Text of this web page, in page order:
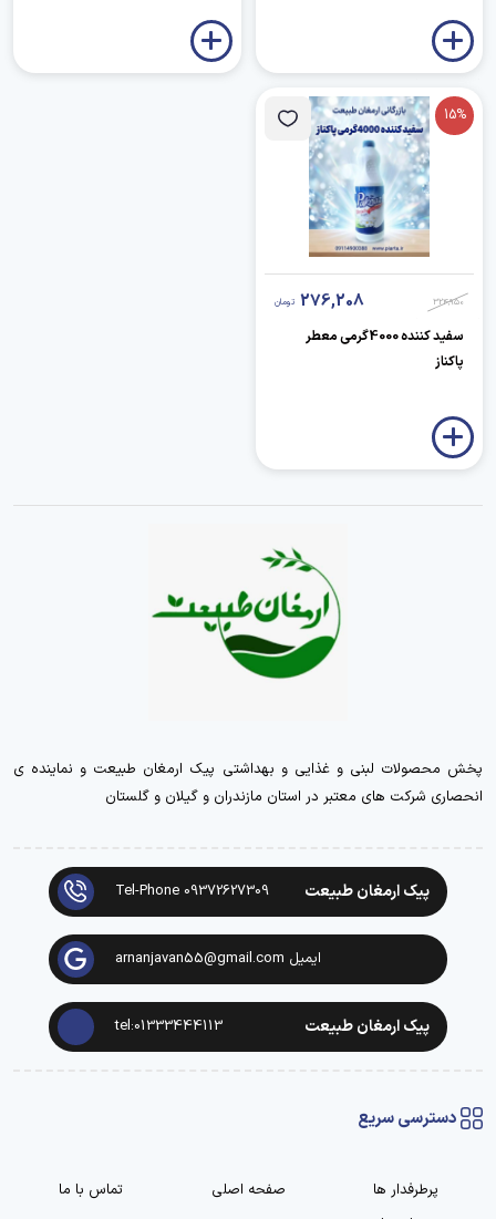
15%
324,950
276,208 تومان
سفید کننده 4000گرمی معطر
پاکناز
پخش محصولات لبنی و غذایی و بهداشتی پیک ارمغان طبیعت و نماینده ی
انحصاری شرکت های معتبر در استان مازندران و گیلان و گلستان
پیک ارمغان طبیعت Tel-Phone 09372627309
ایمیل arnanjavan55@gmail.com
پیک ارمغان طبیعت tel:01333444113
دسترسی سریع
پرطرفدار ها صفحه اصلی
تماس با ما